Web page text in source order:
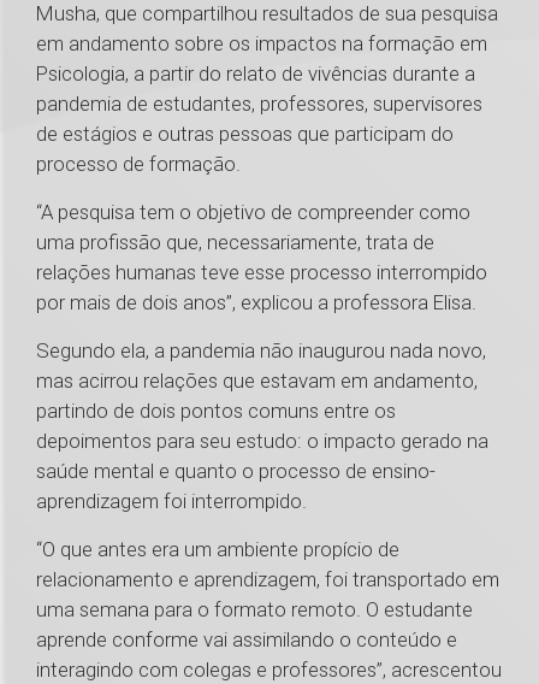
Musha, que compartilhou resultados de sua pesquisa
em andamento sobre os impactos na formação em
Psicologia, a partir do relato de vivências durante a
pandemia de estudantes, professores, supervisores
de estágios e outras pessoas que participam do
processo de formação.
“A pesquisa tem o objetivo de compreender como
uma profissão que, necessariamente, trata de
relações humanas teve esse processo interrompido
por mais de dois anos”, explicou a professora Elisa.
Segundo ela, a pandemia não inaugurou nada novo,
mas acirrou relações que estavam em andamento,
partindo de dois pontos comuns entre os
depoimentos para seu estudo: o impacto gerado na
saúde mental e quanto o processo de ensino-
aprendizagem foi interrompido.
“O que antes era um ambiente propício de
relacionamento e aprendizagem, foi transportado em
uma semana para o formato remoto. O estudante
aprende conforme vai assimilando o conteúdo e
interagindo com colegas e professores”, acrescentou